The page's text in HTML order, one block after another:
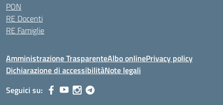
PON
RE Docenti
RE Famiglie
Amministrazione TrasparenteAlbo onlinePrivacy policy
Dichiarazione di accessibilitàNote legali
Seguici su: